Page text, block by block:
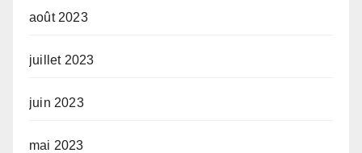
août 2023
juillet 2023
juin 2023
mai 2023